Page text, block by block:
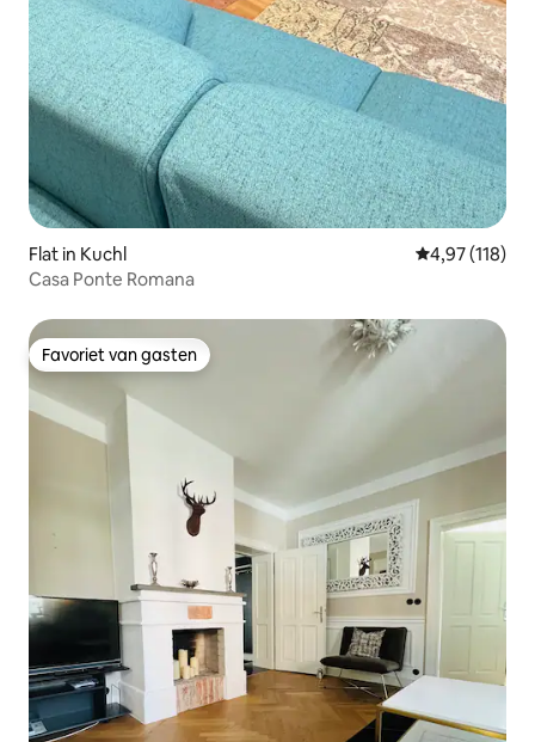
Flat in Kuchl Gemiddelde
4,97 (118)
Casa Ponte Romana
Favoriet van gasten
Favoriet van gasten